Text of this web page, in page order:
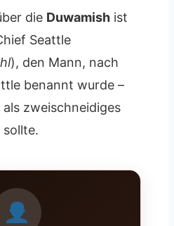
die Duwamish ist
Seattle
), den Mann, nach
benannt wurde –
zweischneidiges